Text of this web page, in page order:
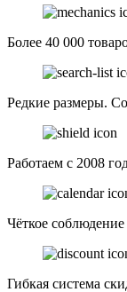
Более 40 000
Редкие размеры.
Работаем с 2008
Чёткое соблюдение
Гибкая система